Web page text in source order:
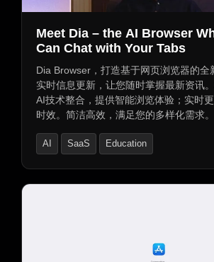
Meet Dia – the AI Browser
Can Chat with Your Tabs
Dia Browser，打造基于网页浏览器的全
实时信息更新，让您随时掌握最新资讯
AI技术整合，提供智能浏览体验；实时
时效。简洁高效，满足您的多样化需求。
AI SaaS Education